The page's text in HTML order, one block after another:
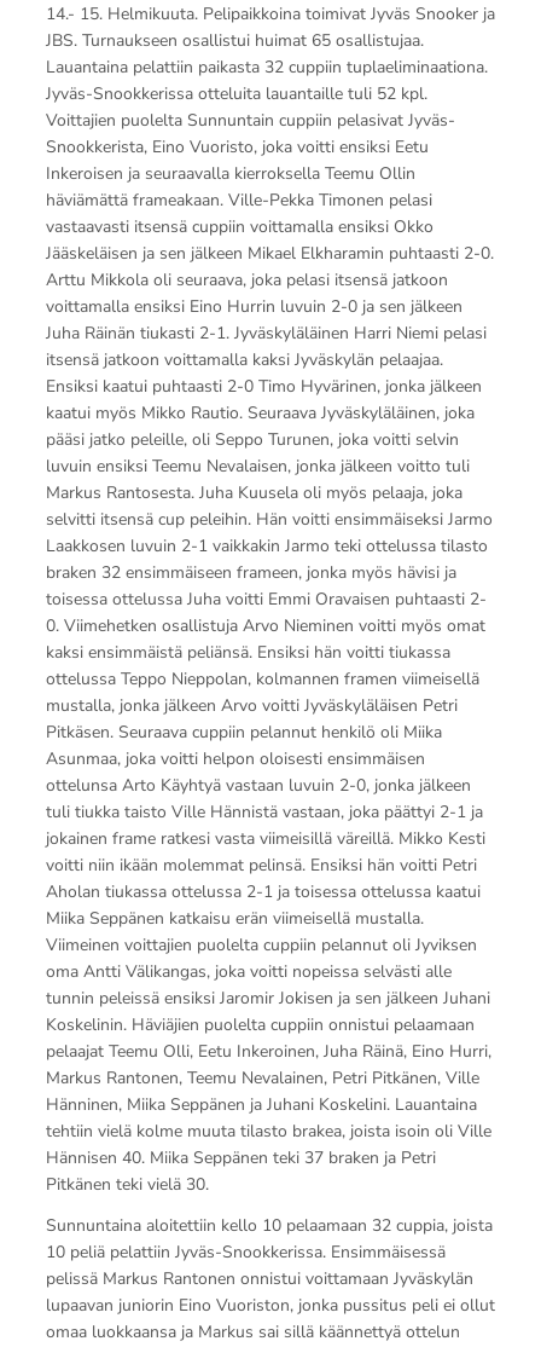
14.- 15. Helmikuuta. Pelipaikkoina toimivat Jyväs Snooker ja
JBS. Turnaukseen osallistui huimat 65 osallistujaa.
Lauantaina pelattiin paikasta 32 cuppiin tuplaeliminaationa.
Jyväs-Snookkerissa otteluita lauantaille tuli 52 kpl.
Voittajien puolelta Sunnuntain cuppiin pelasivat Jyväs-
Snookkerista, Eino Vuoristo, joka voitti ensiksi Eetu
Inkeroisen ja seuraavalla kierroksella Teemu Ollin
häviämättä frameakaan. Ville-Pekka Timonen pelasi
vastaavasti itsensä cuppiin voittamalla ensiksi Okko
Jääskeläisen ja sen jälkeen Mikael Elkharamin puhtaasti 2-0.
Arttu Mikkola oli seuraava, joka pelasi itsensä jatkoon
voittamalla ensiksi Eino Hurrin luvuin 2-0 ja sen jälkeen
Juha Räinän tiukasti 2-1. Jyväskyläläinen Harri Niemi pelasi
itsensä jatkoon voittamalla kaksi Jyväskylän pelaajaa.
Ensiksi kaatui puhtaasti 2-0 Timo Hyvärinen, jonka jälkeen
kaatui myös Mikko Rautio. Seuraava Jyväskyläläinen, joka
pääsi jatko peleille, oli Seppo Turunen, joka voitti selvin
luvuin ensiksi Teemu Nevalaisen, jonka jälkeen voitto tuli
Markus Rantosesta. Juha Kuusela oli myös pelaaja, joka
selvitti itsensä cup peleihin. Hän voitti ensimmäiseksi Jarmo
Laakkosen luvuin 2-1 vaikkakin Jarmo teki ottelussa tilasto
braken 32 ensimmäiseen frameen, jonka myös hävisi ja
toisessa ottelussa Juha voitti Emmi Oravaisen puhtaasti 2-
0. Viimehetken osallistuja Arvo Nieminen voitti myös omat
kaksi ensimmäistä peliänsä. Ensiksi hän voitti tiukassa
ottelussa Teppo Nieppolan, kolmannen framen viimeisellä
mustalla, jonka jälkeen Arvo voitti Jyväskyläläisen Petri
Pitkäsen. Seuraava cuppiin pelannut henkilö oli Miika
Asunmaa, joka voitti helpon oloisesti ensimmäisen
ottelunsa Arto Käyhtyä vastaan luvuin 2-0, jonka jälkeen
tuli tiukka taisto Ville Hännistä vastaan, joka päättyi 2-1 ja
jokainen frame ratkesi vasta viimeisillä väreillä. Mikko Kesti
voitti niin ikään molemmat pelinsä. Ensiksi hän voitti Petri
Aholan tiukassa ottelussa 2-1 ja toisessa ottelussa kaatui
Miika Seppänen katkaisu erän viimeisellä mustalla.
Viimeinen voittajien puolelta cuppiin pelannut oli Jyviksen
oma Antti Välikangas, joka voitti nopeissa selvästi alle
tunnin peleissä ensiksi Jaromir Jokisen ja sen jälkeen Juhani
Koskelinin. Häviäjien puolelta cuppiin onnistui pelaamaan
pelaajat Teemu Olli, Eetu Inkeroinen, Juha Räinä, Eino Hurri,
Markus Rantonen, Teemu Nevalainen, Petri Pitkänen, Ville
Hänninen, Miika Seppänen ja Juhani Koskelini. Lauantaina
tehtiin vielä kolme muuta tilasto brakea, joista isoin oli Ville
Hännisen 40. Miika Seppänen teki 37 braken ja Petri
Pitkänen teki vielä 30.
Sunnuntaina aloitettiin kello 10 pelaamaan 32 cuppia, joista
10 peliä pelattiin Jyväs-Snookkerissa. Ensimmäisessä
pelissä Markus Rantonen onnistui voittamaan Jyväskylän
lupaavan juniorin Eino Vuoriston, jonka pussitus peli ei ollut
omaa luokkaansa ja Markus sai sillä käännettyä ottelun